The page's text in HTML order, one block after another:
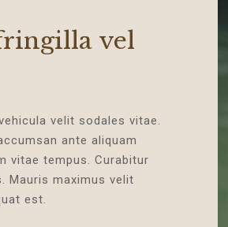
vel
velit sodales vitae.
ante aliquam
vitae tempus. Curabitur
Mauris maximus velit
est.